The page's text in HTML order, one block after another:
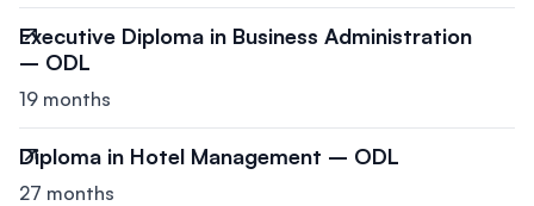
Executive Diploma in Business Administration
– ODL
19 months
Diploma in Hotel Management – ODL
27 months